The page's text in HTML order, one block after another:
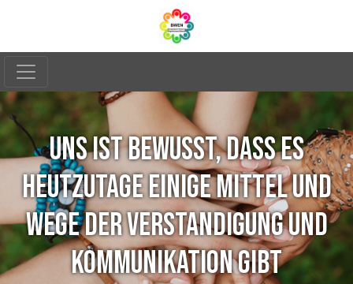
UNS IST BEWUSST, DASS ES
HEUTZUTAGE EINIGE MITTEL UND
WEGE DER VERSTANDIGUNG UND
KOMMUNIKATION GIBT